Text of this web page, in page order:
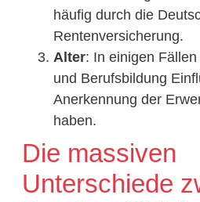
häufig durch die
Rentenversicherung.
Alter: In einigen
und Berufsbildung
Anerkennung der
haben.
Die massiven
Unterschiede